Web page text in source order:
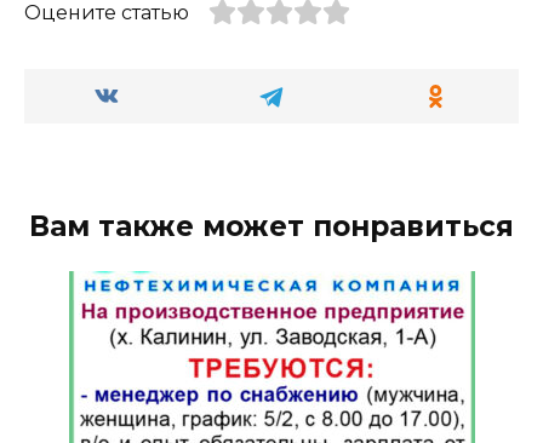
Оцените статью
Вам также может понравиться